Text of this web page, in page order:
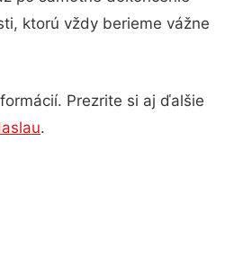
ktorú vždy berieme vážne
Prezrite si aj ďalšie
.